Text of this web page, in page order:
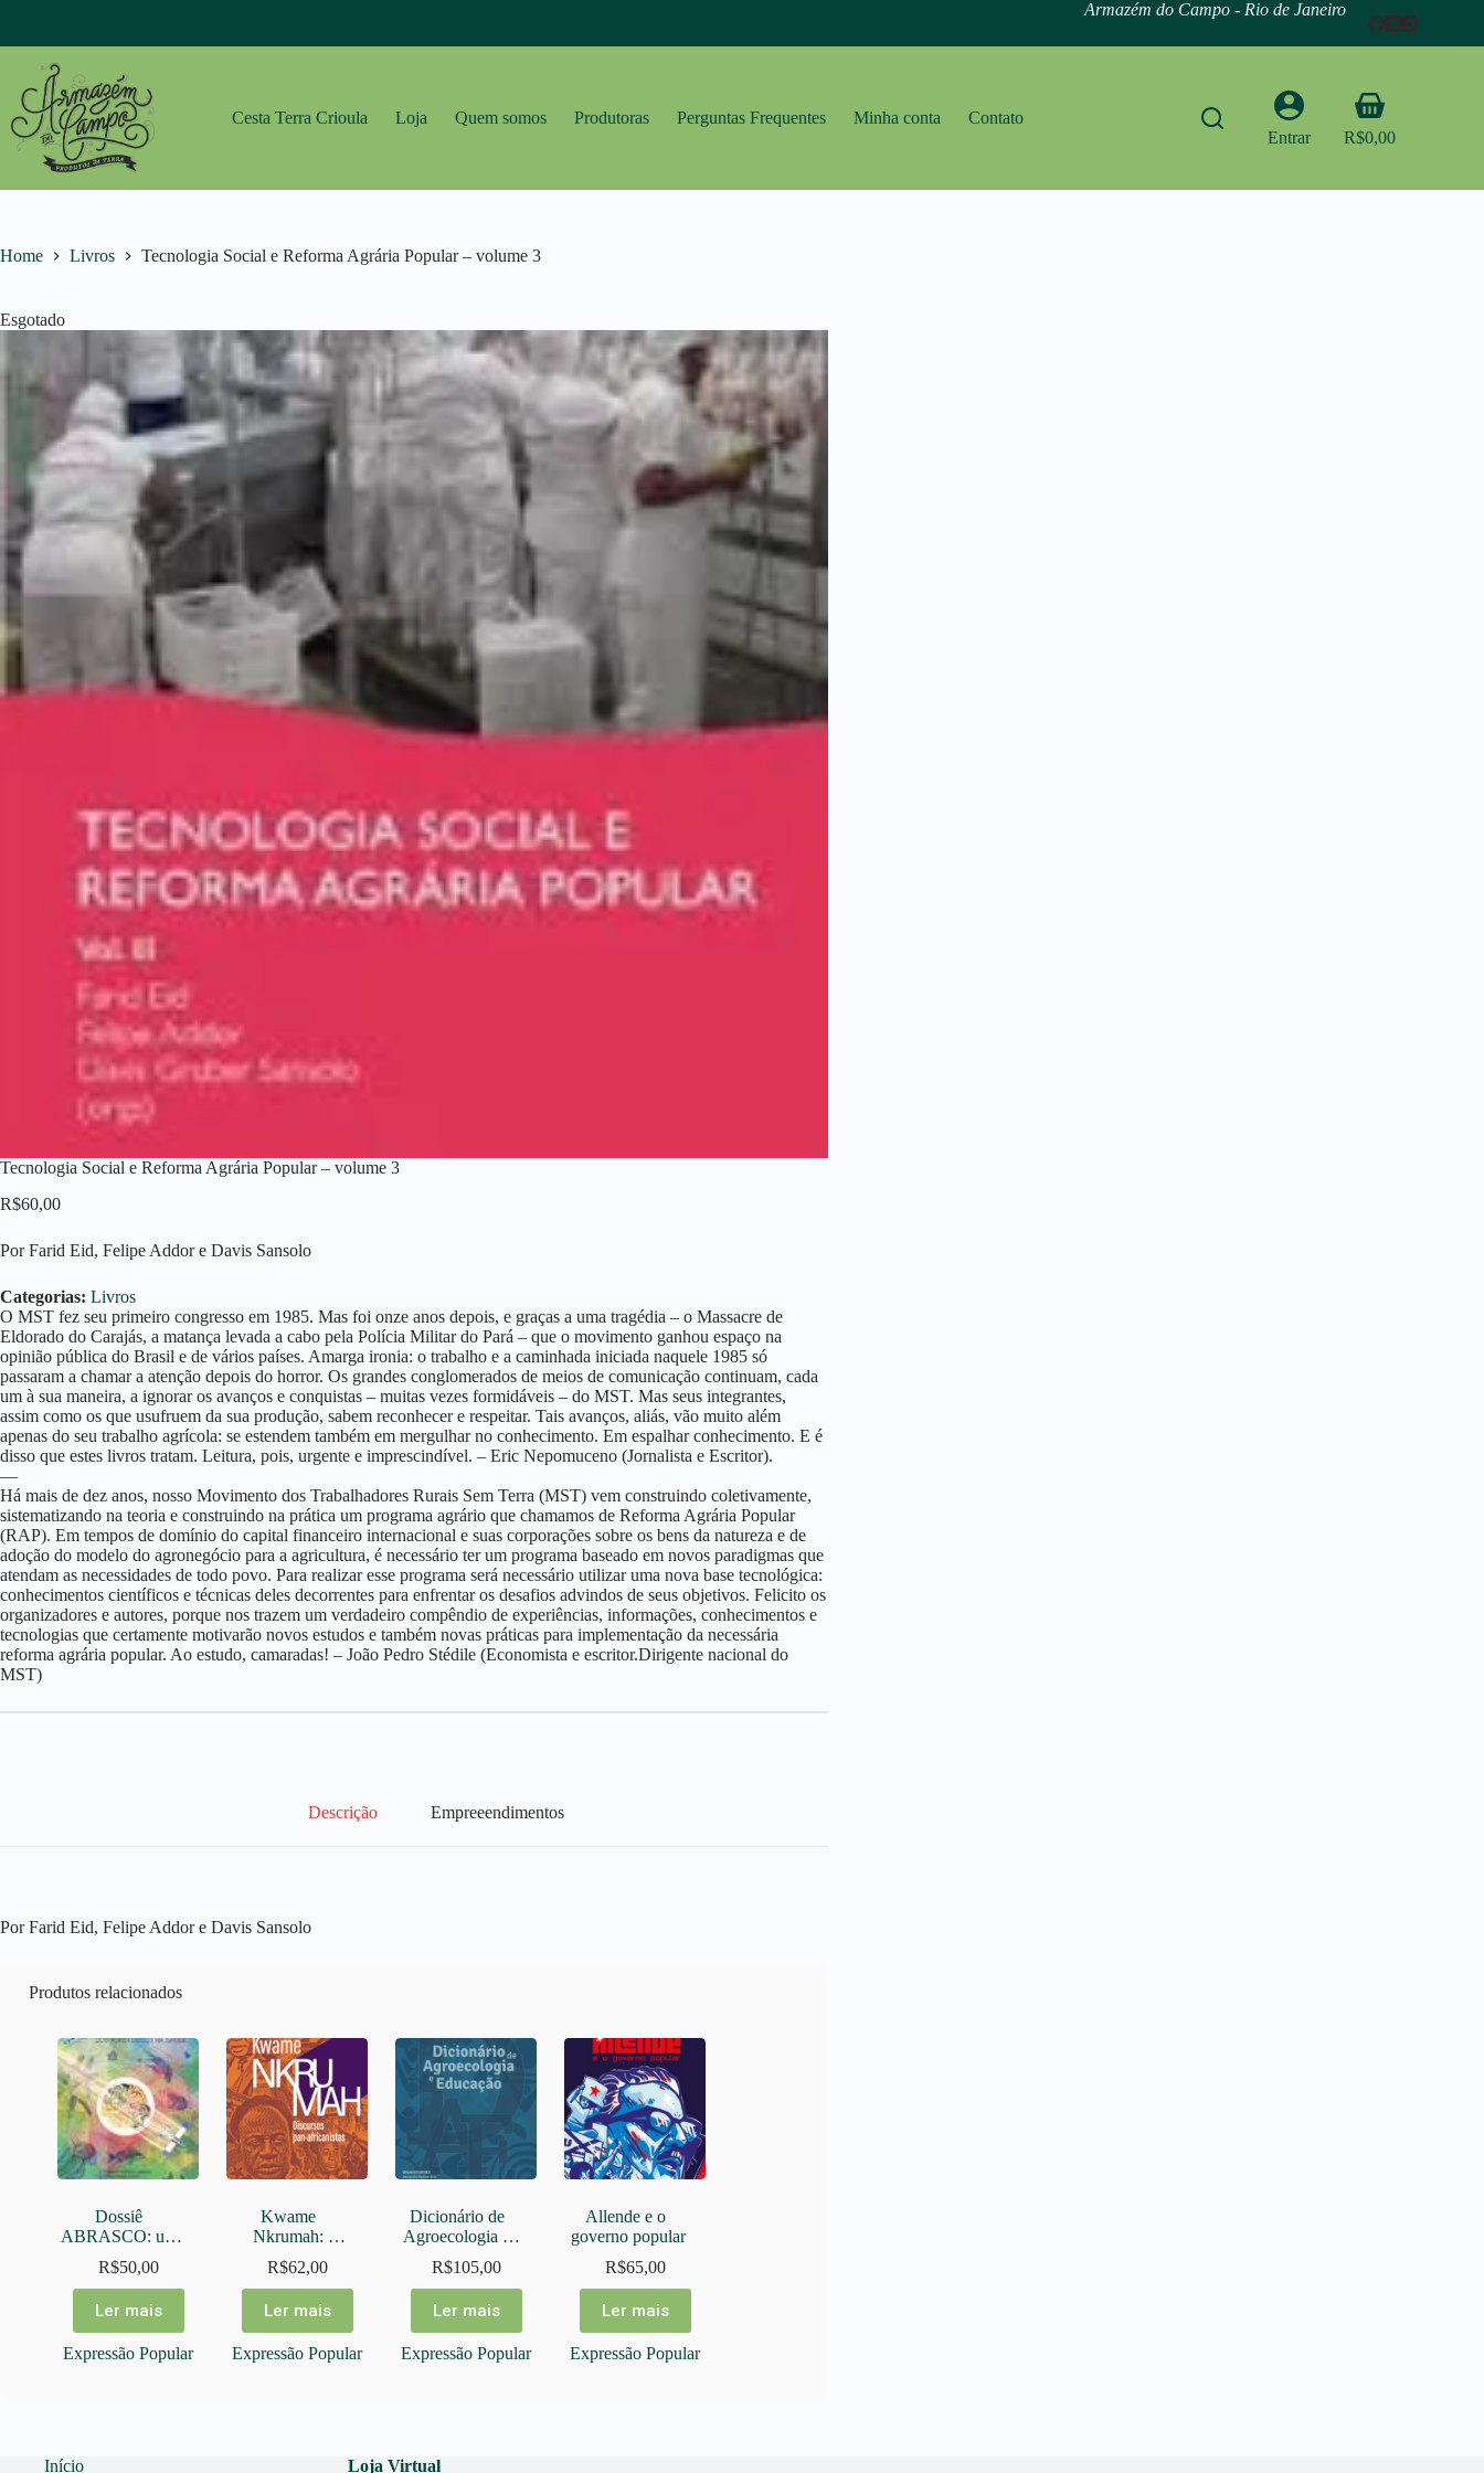
o
conteúdo
Armazém do Campo - Rio de Janeiro
Cesta Terra Crioula Loja Quem somos Produtoras Perguntas Frequentes Minha conta
Contato
Entrar
Carrinho
R$0,00
Home Livros Tecnologia Social e Reforma Agrária Popular – volume 3
Esgotado
Tecnologia Social e Reforma Agrária Popular – volume 3
R$60,00
Por Farid Eid, Felipe Addor e Davis Sansolo
Categorias: Livros
O MST fez seu primeiro congresso em 1985. Mas foi onze anos depois, e graças a uma tragédia – o Massacre de
Eldorado do Carajás, a matança levada a cabo pela Polícia Militar do Pará – que o movimento ganhou espaço na
opinião pública do Brasil e de vários países. Amarga ironia: o trabalho e a caminhada iniciada naquele 1985 só
passaram a chamar a atenção depois do horror. Os grandes conglomerados de meios de comunicação continuam, cada
um à sua maneira, a ignorar os avanços e conquistas – muitas vezes formidáveis – do MST. Mas seus integrantes,
assim como os que usufruem da sua produção, sabem reconhecer e respeitar. Tais avanços, aliás, vão muito além
apenas do seu trabalho agrícola: se estendem também em mergulhar no conhecimento. Em espalhar conhecimento. E é
disso que estes livros tratam. Leitura, pois, urgente e imprescindível. – Eric Nepomuceno (Jornalista e Escritor).
—
Há mais de dez anos, nosso Movimento dos Trabalhadores Rurais Sem Terra (MST) vem construindo coletivamente,
sistematizando na teoria e construindo na prática um programa agrário que chamamos de Reforma Agrária Popular
(RAP). Em tempos de domínio do capital financeiro internacional e suas corporações sobre os bens da natureza e de
adoção do modelo do agronegócio para a agricultura, é necessário ter um programa baseado em novos paradigmas que
atendam as necessidades de todo povo. Para realizar esse programa será necessário utilizar uma nova base tecnológica:
conhecimentos científicos e técnicas deles decorrentes para enfrentar os desafios advindos de seus objetivos. Felicito os
organizadores e autores, porque nos trazem um verdadeiro compêndio de experiências, informações, conhecimentos e
tecnologias que certamente motivarão novos estudos e também novas práticas para implementação da necessária
reforma agrária popular. Ao estudo, camaradas! – João Pedro Stédile (Economista e escritor.Dirigente nacional do
MST)
Descrição Empreeendimentos
Por Farid Eid, Felipe Addor e Davis Sansolo
Produtos relacionados
Dossiê
ABRASCO: um
alerta sobre os
impactos dos
R$50,00
Ler mais
Expressão Popular
Kwame
Nkrumah:
discursos pan-
africanistas
R$62,00
Ler mais
Expressão Popular
Dicionário de
Agroecologia e
Educação
R$105,00
Ler mais
Expressão Popular
Allende e o
governo popular
R$65,00
Ler mais
Expressão Popular
Início Loja Virtual